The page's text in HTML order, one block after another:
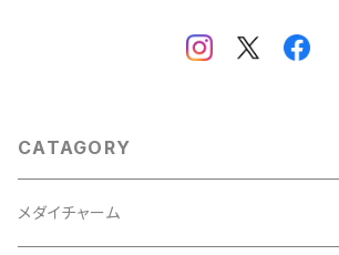
CATAGORY
メダイチャーム